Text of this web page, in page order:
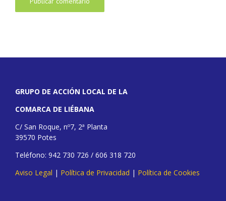
GRUPO DE ACCIÓN LOCAL DE LA
COMARCA DE LIÉBANA
C/ San Roque, nº7, 2ª Planta
39570 Potes
Teléfono: 942 730 726 / 606 318 720
Aviso Legal | Política de Privacidad | Política de Cookies